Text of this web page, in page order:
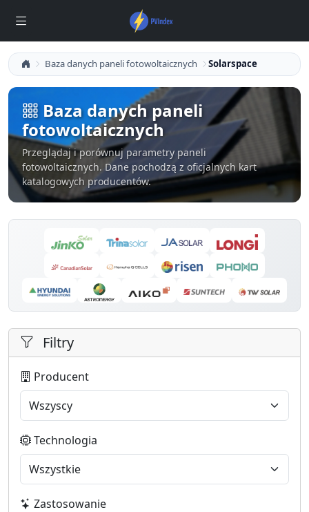
Baza danych paneli fotowoltaicznych Solarspace
Baza danych paneli
fotowoltaicznych
Przeglądaj i porównuj parametry paneli
fotowoltaicznych. Dane pochodzą z oficjalnych kart
katalogowych producentów.
Filtry
Producent
Technologia
Zastosowanie